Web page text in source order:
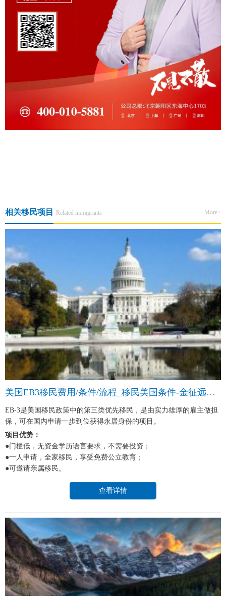
相关移民项目 Related immigrants More+
美国EB3移民费用/条件/流程_移民美国条件-金征远皇家移民中介
EB-3是美国移民政策中的第三类优先移民，是由实力雄厚的雇主做担
保，可在国内申请一步到位获得永居身份的项目。
项目优势：
●门槛低，无资金学历语言要求，不需要投资；
●一人申请，全家移民，享受免费公立教育；
●可邀请亲属移民。
查看详情